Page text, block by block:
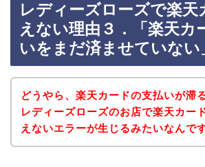
レディーズローズで楽天
えない理由３．「楽天カ
いをまだ済ませていない
どうやら、楽天カードの支払いが滞る
レディーズローズのお店で楽天カー
えないエラーが生じるみたいなんで